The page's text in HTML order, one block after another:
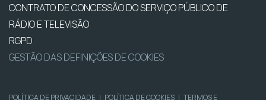
CONTRATO DE CONCESSÃO DO SERVIÇO PÚBLICO DE
RÁDIO E TELEVISÃO
RGPD
GESTÃO DAS DEFINIÇÕES DE COOKIES
POLÍTICA DE PRIVACIDADE | POLÍTICA DE COOKIES | TERMOS E